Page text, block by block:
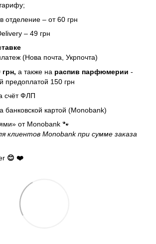
отделение – от 60 грн
– 49 грн
(Нова почта, Укрпочта)
грн, а также на распив парфюмерии -
предоплатой 150 грн
счёт ФЛП
банковской картой (Monobank)
от Monobank 🐾
клиентов Monobank при сумме заказа
😊 ❤️